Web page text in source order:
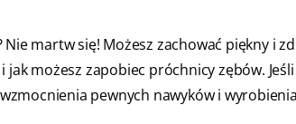
martw się! Możesz zachować piękny i
możesz zapobiec próchnicy zębów.
pewnych nawyków i